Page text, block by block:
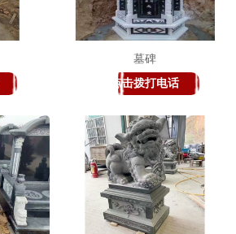
1
墓碑
点击拨打电话